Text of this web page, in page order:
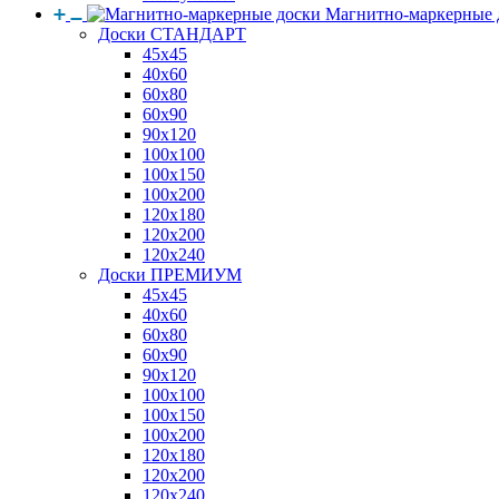
Магнитно-маркерные
Доски СТАНДАРТ
45x45
40x60
60x80
60x90
90x120
100x100
100x150
100x200
120x180
120x200
120x240
Доски ПРЕМИУМ
45x45
40x60
60x80
60x90
90x120
100x100
100x150
100x200
120x180
120x200
120x240